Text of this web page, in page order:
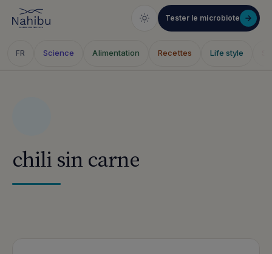
Tester le microbiote
FR Science Alimentation Recettes Life style
chili sin carne